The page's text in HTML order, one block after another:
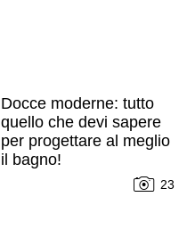
Docce moderne: tutto
quello che devi sapere
per progettare al meglio
il bagno!
23